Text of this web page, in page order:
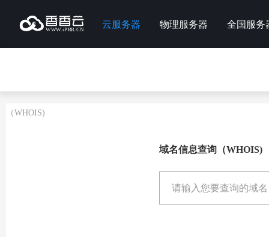
云服务器 物理服务器 全国服务
（WHOIS)
域名信息查询（WHOIS)